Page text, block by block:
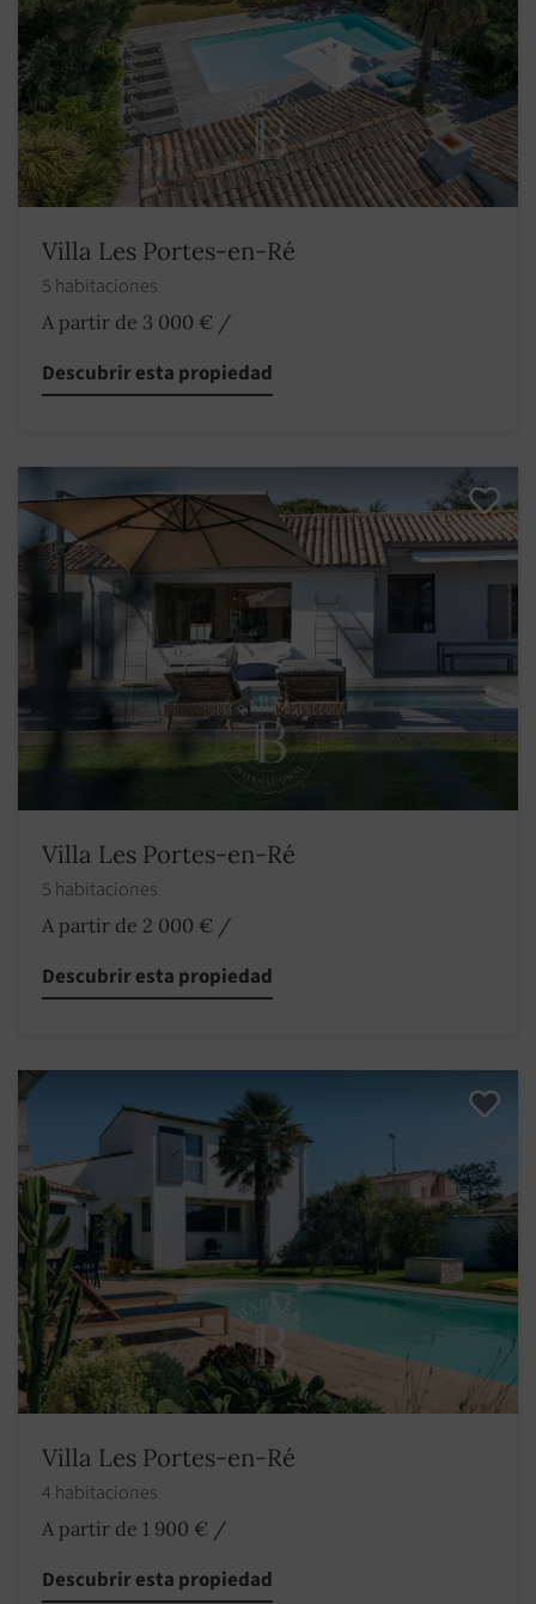
Villa Les Portes-en-Ré
5 habitaciones
A partir de 3 000 € /
Descubrir esta propiedad
Villa Les Portes-en-Ré
5 habitaciones
A partir de 2 000 € /
Descubrir esta propiedad
Villa Les Portes-en-Ré
4 habitaciones
A partir de 1 900 € /
Descubrir esta propiedad